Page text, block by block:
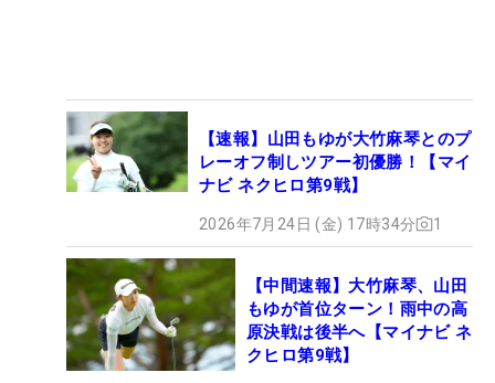
【速報】山田もゆが大竹麻琴とのプ
レーオフ制しツアー初優勝！【マイ
ナビ ネクヒロ第9戦】
2026年7月24日 (金) 17時34分 1
【中間速報】大竹麻琴、山田
もゆが首位ターン！雨中の高
原決戦は後半へ【マイナビ ネ
クヒロ第9戦】